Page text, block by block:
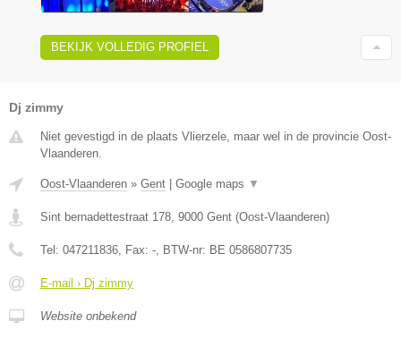
BEKIJK VOLLEDIG PROFIEL
Dj zimmy
Niet gevestigd in de plaats Vlierzele, maar wel in de provincie Oost-
Vlaanderen.
Oost-Vlaanderen » Gent Google maps ▼
Sint bernadettestraat 178, 9000 Gent (Oost-Vlaanderen)
Tel: 047211836, Fax: -, BTW-nr: BE 0586807735
E-mail › Dj zimmy
Website onbekend